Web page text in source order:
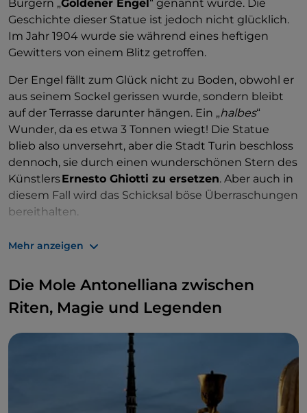
Bürgern „Goldener Engel “ genannt wurde. Die
Geschichte dieser Statue ist jedoch nicht glücklich.
Im Jahr 1904 wurde sie während eines heftigen
Gewitters von einem Blitz getroffen.
Der Engel fällt zum Glück nicht zu Boden, obwohl er
aus seinem Sockel gerissen wurde, sondern bleibt
auf der Terrasse darunter hängen. Ein „halbes“
Wunder, da es etwa 3 Tonnen wiegt! Die Statue
blieb also unversehrt, aber die Stadt Turin beschloss
dennoch, sie durch einen wunderschönen Stern des
KünstlersErnesto Ghiotti zu ersetzen. Aber auch in
diesem Fall wird das Schicksal böse Überraschungen
bereithalten.
Am 23. Mai 1953 erzählen
einem besonders heißen und schwülen Tag
hereinbricht . DerStern wird von der
Lufttrombeweggefegt, die auch 47 Meter
Garten der RAI
, die ihren Sitz direkt unter der Mole
hat. Zum Glück gibt es keine Opfer. Die Turmspitze
wurde in den folgenden Jahren wieder aufgebaut
fertiggestellt, wodurch die
Mole
ihre frühere Höhe erreichte.
Mehr anzeigen
Die Mole Antonelliana zwischen
Riten, Magie und Legenden